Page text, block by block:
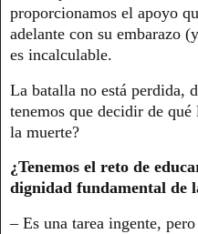
proporcionamos el apoyo
adelante con su embarazo
es incalculable.
La batalla no está perdida,
tenemos que decidir de
la muerte?
¿Tenemos el reto de
dignidad fundamental de
– Es una tarea ingente,